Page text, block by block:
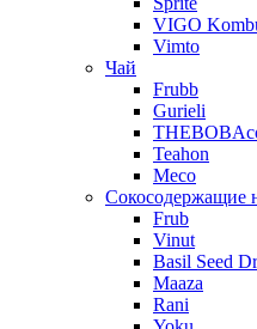
VIGO
Vimto
Чай
Frubb
Gurieli
Teahon
Meco
Сокосодержащие
Frub
Vinut
Basil Seed
Maaza
Rani